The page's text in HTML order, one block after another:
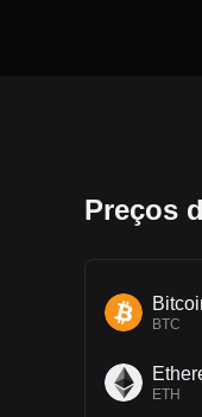
Preços
BTC
ETH